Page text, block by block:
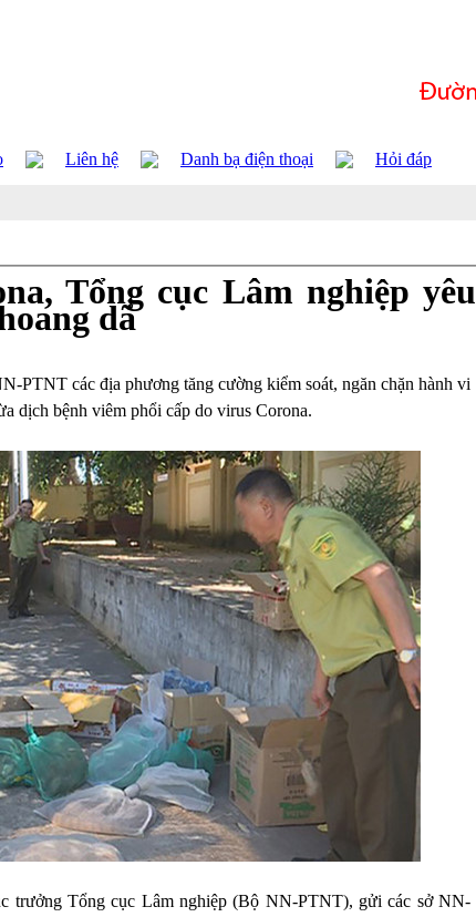
Liên hệ Danh bạ điện thoại Hỏi đáp
Tổng cục Lâm nghiệp yêu
dã
PTNT các địa phương tăng cường kiểm soát, ngăn chặn hành vi
dịch bệnh viêm phổi cấp do virus Corona.
trưởng Tổng cục Lâm nghiệp (Bộ NN-PTNT), gửi các sở NN-